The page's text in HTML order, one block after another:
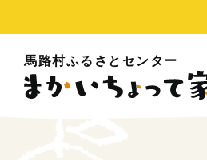
馬路村ふるさとセンター